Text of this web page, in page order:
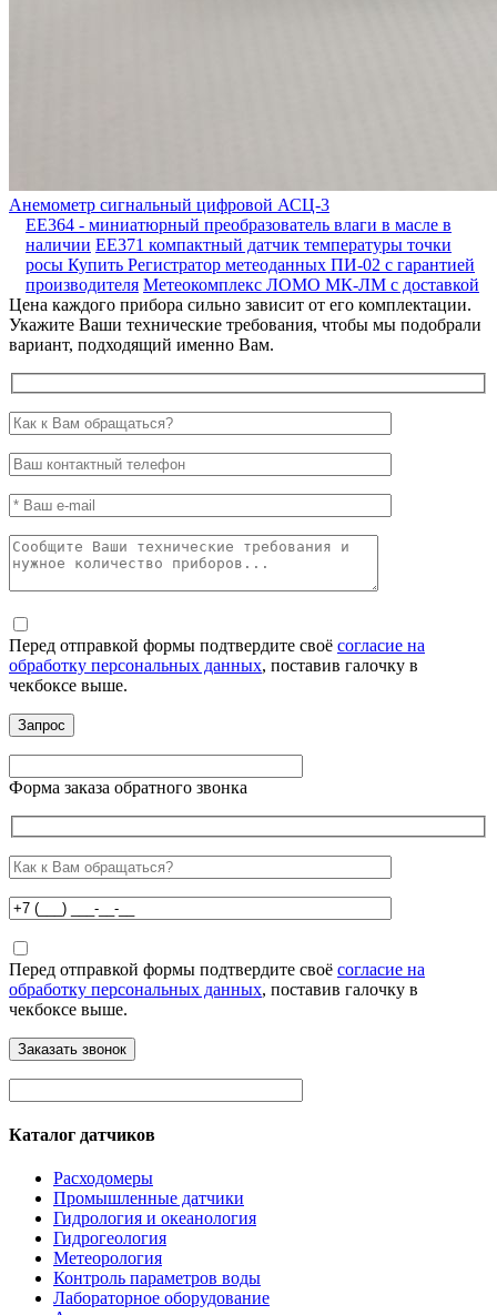
Анемометр сигнальный цифровой АСЦ-3
EE364 - миниатюрный преобразователь влаги в масле в
наличии EE371 компактный датчик температуры точки
росы Купить Регистратор метеоданных ПИ-02 с гарантией
производителя Метеокомплекс ЛОМО МК-ЛМ с доставкой
Цена каждого прибора сильно зависит от его комплектации.
Укажите Ваши технические требования, чтобы мы подобрали
вариант, подходящий именно Вам.
Перед отправкой формы подтвердите своё согласие на
обработку персональных данных, поставив галочку в
чекбоксе выше.
Форма заказа обратного звонка
Перед отправкой формы подтвердите своё согласие на
обработку персональных данных, поставив галочку в
чекбоксе выше.
Каталог датчиков
Расходомеры
Промышленные датчики
Гидрология и океанология
Гидрогеология
Метеорология
Контроль параметров воды
Лабораторное оборудование